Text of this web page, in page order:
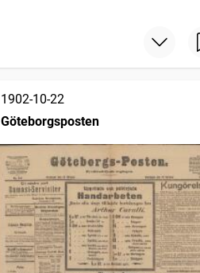
1902-10-22
Göteborgsposten